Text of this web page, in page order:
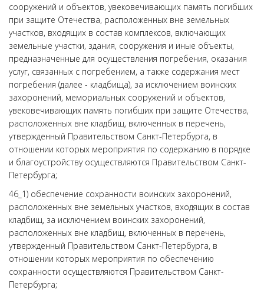
сооружений и объектов, увековечивающих память погибших
при защите Отечества, расположенных вне земельных
участков, входящих в состав комплексов, включающих
земельные участки, здания, сооружения и иные объекты,
предназначенные для осуществления погребения, оказания
услуг, связанных с погребением, а также содержания мест
погребения (далее - кладбища), за исключением воинских
захоронений, мемориальных сооружений и объектов,
увековечивающих память погибших при защите Отечества,
расположенных вне кладбищ, включенных в перечень,
утвержденный Правительством Санкт-Петербурга, в
отношении которых мероприятия по содержанию в порядке
и благоустройству осуществляются Правительством Санкт-
Петербурга;
46_1) обеспечение сохранности воинских захоронений,
расположенных вне земельных участков, входящих в состав
кладбищ, за исключением воинских захоронений,
расположенных вне кладбищ, включенных в перечень,
утвержденный Правительством Санкт-Петербурга, в
отношении которых мероприятия по обеспечению
сохранности осуществляются Правительством Санкт-
Петербурга;